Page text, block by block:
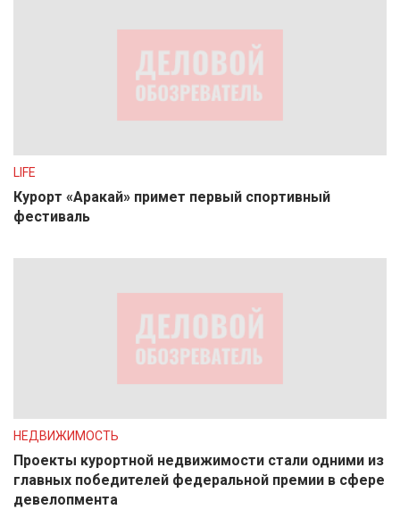
LIFE
Курорт «Аракай» примет первый спортивный
фестиваль
НЕДВИЖИМОСТЬ
Проекты курортной недвижимости стали одними из
главных победителей федеральной премии в сфере
девелопмента